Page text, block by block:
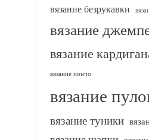
вязание безрукавки
вязание
вязание
вязание пончо
вязание
вязание туники